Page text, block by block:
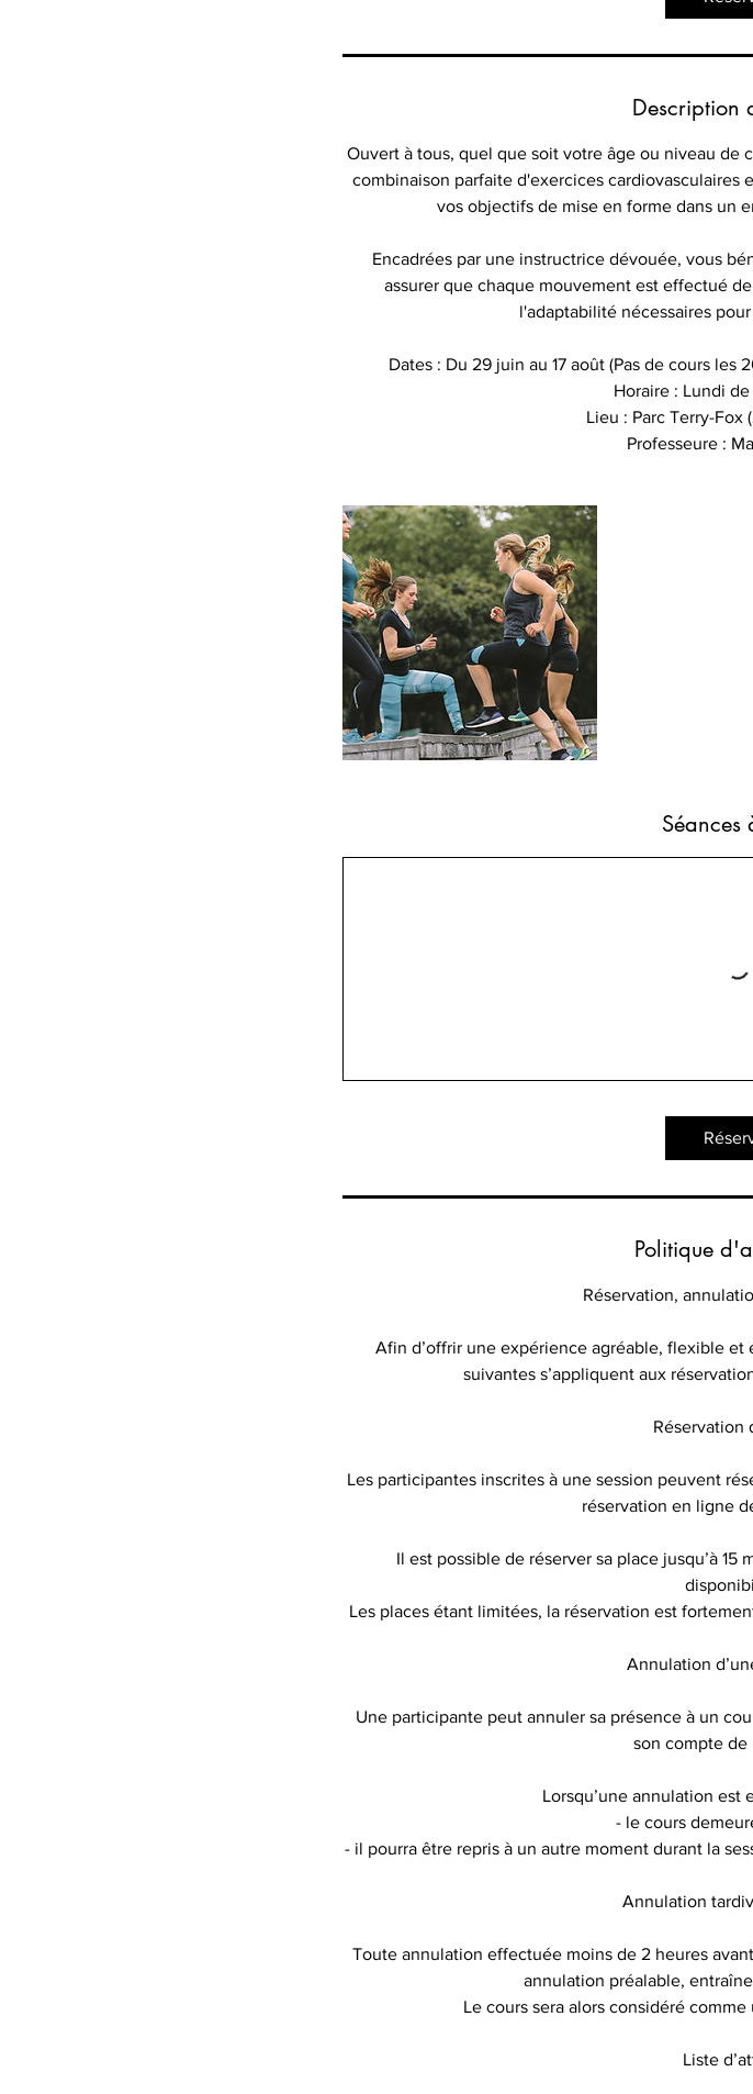
Description
Ouvert à tous, quel que soit votre âge ou niveau
combinaison parfaite d'exercices cardiovasculaires
vos objectifs de mise en forme dans un
Encadrées par une instructrice dévouée, vous
assurer que chaque mouvement est effectué
l'adaptabilité nécessaires
Dates : Du 29 juin au 17 août (Pas de cours
Horaire : Lundi
Lieu : Parc Terry-Fox
Professeure :
Séances
Politique
Réservation,
Afin d’offrir une expérience agréable, flexible
suivantes s’appliquent aux
Réservation
Les participantes inscrites à une session peuvent
réservation en ligne
Il est possible de réserver sa place jusqu’à
Les places étant limitées, la réservation est
Annulation
Une participante peut annuler sa présence à un
son compte de
Lorsqu’une annulation est
- le cours
- il pourra être repris à un autre moment durant la
Annulation
Toute annulation effectuée moins de 2 heures
annulation préalable,
Le cours sera alors considéré
Liste